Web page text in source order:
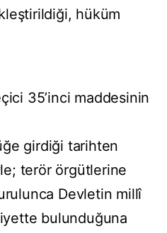
hüküm
35’inci maddesinin
girdiği tarihten
terör örgütlerine
Devletin millî
bulunduğuna